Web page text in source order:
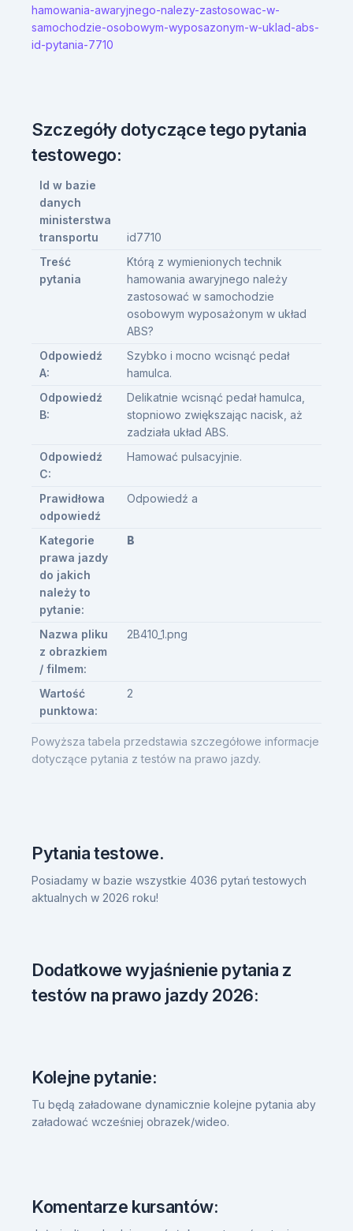
hamowania-awaryjnego-nalezy-zastosowac-w-
samochodzie-osobowym-wyposazonym-w-uklad-abs-
id-pytania-7710
Szczegóły dotyczące tego pytania
testowego:
Powyższa tabela przedstawia szczegółowe informacje
dotyczące pytania z testów na prawo jazdy.
Id w bazie
danych
ministerstwa
transportu
id7710
Treść
pytania
Którą z wymienionych technik
hamowania awaryjnego należy
zastosować w samochodzie
osobowym wyposażonym w układ
ABS?
Odpowiedź
A:
Szybko i mocno wcisnąć pedał
hamulca.
Odpowiedź
B:
Delikatnie wcisnąć pedał hamulca,
stopniowo zwiększając nacisk, aż
zadziała układ ABS.
Odpowiedź
C:
Hamować pulsacyjnie.
Prawidłowa
odpowiedź
Odpowiedź a
Kategorie
prawa jazdy
do jakich
należy to
pytanie:
B
Nazwa pliku
z obrazkiem
/ filmem:
2B410_1.png
Wartość
punktowa:
2
Pytania testowe.
Posiadamy w bazie wszystkie 4036 pytań testowych
aktualnych w 2026 roku!
Dodatkowe wyjaśnienie pytania z
testów na prawo jazdy 2026:
Kolejne pytanie:
Tu będą załadowane dynamicznie kolejne pytania aby
załadować wcześniej obrazek/wideo.
Komentarze kursantów: